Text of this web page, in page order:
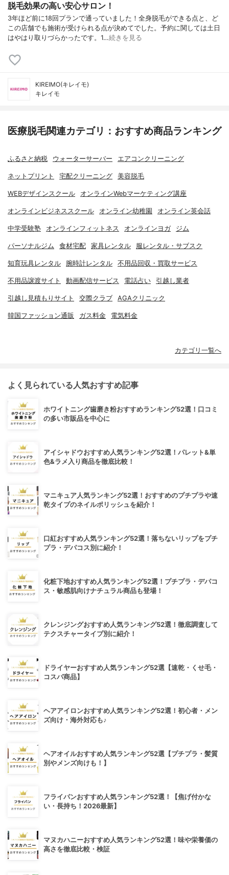
脱毛効果の高い安心サロン！
3年ほど前に18回プランで通っていました！全身脱毛ができる点と、ど
この店舗でも施術が受けられる点が決めてでした。予約に関しては土日
はやはり取りづらかったです。1…続きを見る
KIREIMO(キレイモ)
キレイモ
医療脱毛関連カテゴリ：おすすめ商品ランキング
ふるさと納税 ウォーターサーバー エアコンクリーニング
ネットプリント 宅配クリーニング 美容脱毛
WEBデザインスクール オンラインWebマーケティング講座
オンラインビジネススクール オンライン幼稚園 オンライン英会話
中学受験塾 オンラインフィットネス オンラインヨガ ジム
パーソナルジム 食材宅配 家具レンタル 服レンタル・サブスク
知育玩具レンタル 腕時計レンタル 不用品回収・買取サービス
不用品譲渡サイト 動画配信サービス 電話占い 引越し業者
引越し見積もりサイト 交際クラブ AGAクリニック
韓国ファッション通販 ガス料金 電気料金
カテゴリ一覧へ
よく見られている人気おすすめ記事
ホワイトニング歯磨き粉おすすめランキング52選！口コミ
の多い市販品を中心に
アイシャドウおすすめ人気ランキング52選！パレット&単
色&ラメ入り商品を徹底比較！
マニキュア人気ランキング52選！おすすめのプチプラや速
乾タイプのネイルポリッシュを紹介！
口紅おすすめ人気ランキング52選！落ちないリップをプチ
プラ・デパコス別に紹介！
化粧下地おすすめ人気ランキング52選！プチプラ・デパコ
ス・敏感肌向けナチュラル商品も登場！
クレンジングおすすめ人気ランキング52選！徹底調査して
テクスチャータイプ別に紹介！
ドライヤーおすすめ人気ランキング52選【速乾・くせ毛・
コスパ商品】
ヘアアイロンおすすめ人気ランキング52選！初心者・メン
ズ向け・海外対応も♪
ヘアオイルおすすめ人気ランキング52選【プチプラ・髪質
別やメンズ向けも！】
フライパンおすすめ人気ランキング52選！【焦げ付かな
い・長持ち！2026最新】
マヌカハニーおすすめ人気ランキング52選！味や栄養価の
高さを徹底比較・検証